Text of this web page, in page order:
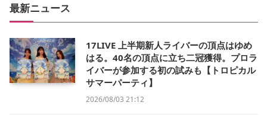
最新ニュース
17LIVE 上半期新人ライバーの頂点はゆめ
はる。40名の頂点に立ち二冠獲得。プロラ
イバーが参加する初の試みも【トロピカル
サマーパーティ】
2026/08/03 21:12